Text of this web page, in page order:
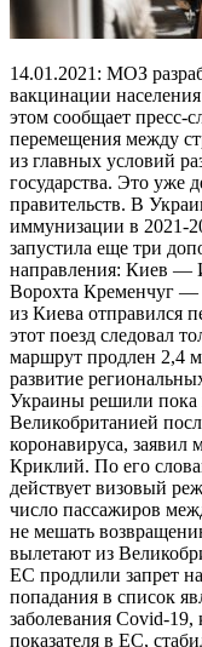
14.01.2021: МОЗ
вакцинации
этом сообщает пресс-
перемещения между
из главных условий
государства. Это уже
правительств. В
иммунизации в 2021-
запустила еще три
направления: Киев —
Ворохта Кременчуг —
из Киева отправился
этот поезд следовал
маршрут продлен 2,4
развитие
Украины решили пока
Великобританией
коронавируса, заявил
Криклий. По его
действует визовый
число пассажиров
не мешать
вылетают из
ЕС продлили запрет
попадания в список
заболевания Covid-
показателя в ЕС,